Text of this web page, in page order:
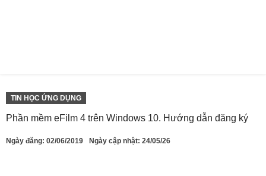
TIN HỌC ỨNG DỤNG
Phần mềm eFilm 4 trên Windows 10. Hướng dẫn đăng ký
Ngày đăng: 02/06/2019 Ngày cập nhật: 24/05/26